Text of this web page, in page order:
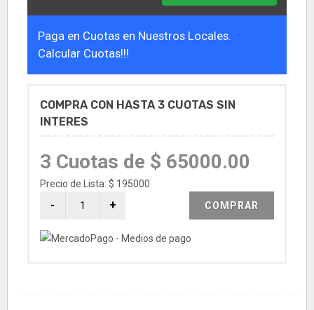
Paga en Cuotas en Nuestros Locales.
Calcular Cuotas!!!
COMPRA CON HASTA 3 CUOTAS SIN
INTERES
3 Cuotas de $ 65000.00
Precio de Lista: $ 195000
COMPRAR